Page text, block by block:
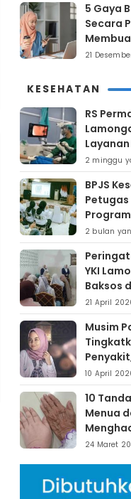
5 Gaya
Secara
21
KESEHATAN
RS
Modern,
2 minggu
BPJS
Petugas
Program
2 bulan
YKI
Baksos
Kanker
21 April
Musim
Menjaga
10 April
10
Menua
24 Maret